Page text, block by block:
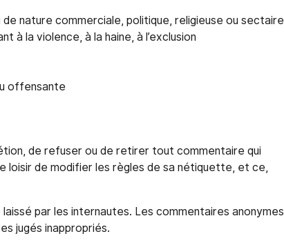
nature commerciale, politique, religieuse ou sectaire
à la violence, à la haine, à l’exclusion
offensante
de refuser ou de retirer tout commentaire qui
loisir de modifier les règles de sa nétiquette, et ce,
par les internautes. Les commentaires anonymes
jugés inappropriés.